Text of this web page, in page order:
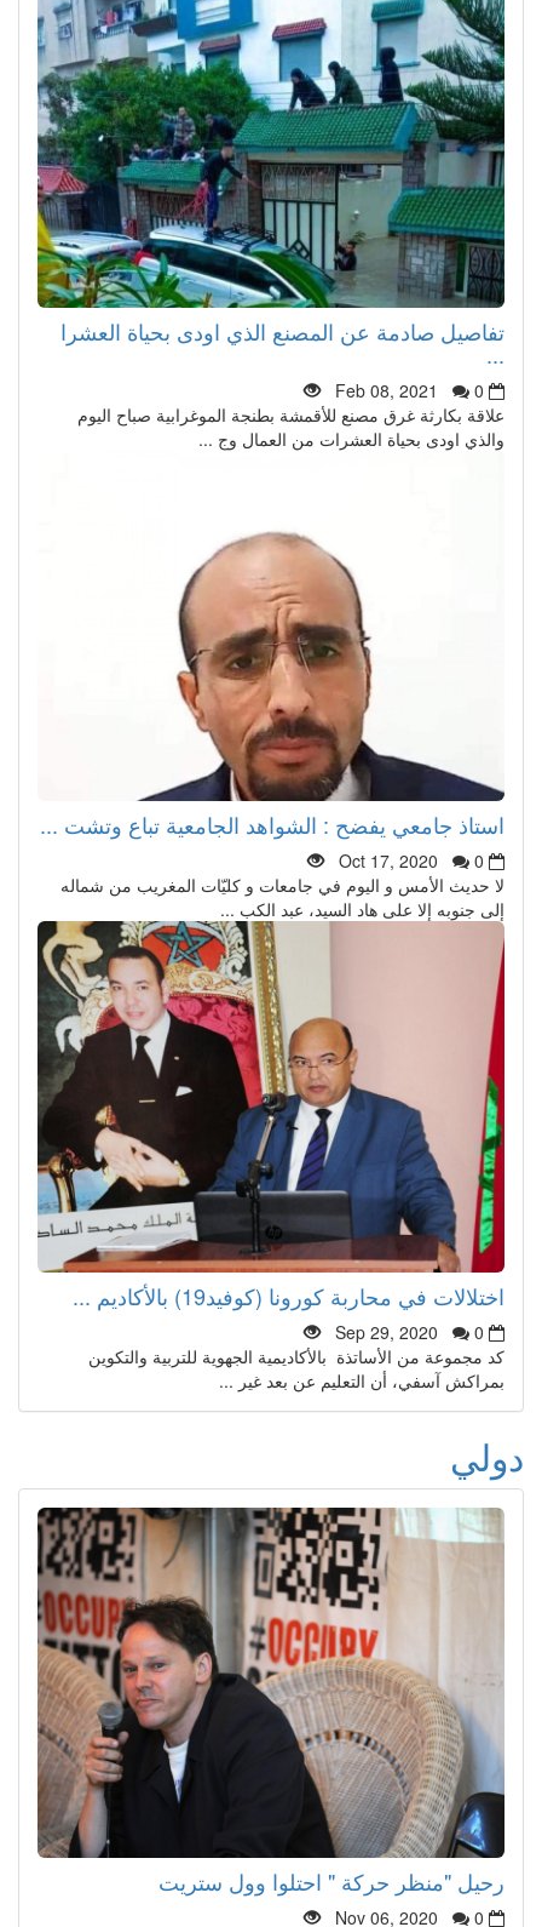
تفاصيل صادمة عن المصنع الذي اودى بحياة العشرا
Feb 08, 2021
0
علاقة بكارثة غرق مصنع للأقمشة بطنجة الموغرابية صباح اليوم
والذي اودى بحياة العشرات من العمال وج ...
استاذ جامعي يفضح : الشواهد الجامعية تباع وتشت ...
Oct 17, 2020
0
لا حديث الأمس و اليوم في جامعات و كليّات المغريب من شماله
إلى جنوبه إلا على هاد السيد، عبد الكب ...
اختلالات في محاربة كورونا (كوفيد19) بالأكاديم ...
Sep 29, 2020
0
كد مجموعة من الأساتذة بالأكاديمية الجهوية للتربية والتكوين
بمراكش آسفي، أن التعليم عن بعد غير ...
دولي
رحيل "منظر حركة " احتلوا وول ستريت
Nov 06, 2020 0